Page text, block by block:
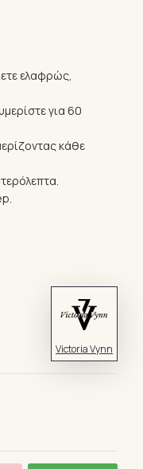
ελαφρώς,
για 60
κάθε
Victoria Vynn